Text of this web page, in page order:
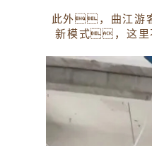
此外，曲江游
新模式，这里